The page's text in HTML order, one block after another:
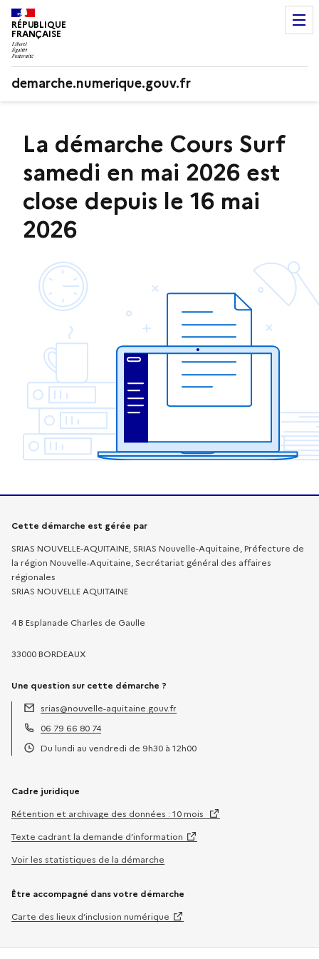
RÉPUBLIQUE
FRANÇAISE
demarche.numerique.gouv.fr
La démarche Cours Surf
samedi en mai 2026 est
close depuis le 16 mai
2026
Informations sur la démarche
Cette démarche est gérée par
SRIAS NOUVELLE-AQUITAINE, SRIAS Nouvelle-Aquitaine, Préfecture de
la région Nouvelle-Aquitaine, Secrétariat général des affaires
régionales
SRIAS NOUVELLE AQUITAINE
4 B Esplanade Charles de Gaulle
33000 BORDEAUX
Une question sur cette démarche ?
Adresse électronique :
srias@nouvelle-aquitaine.gouv.fr
Téléphone :
06 79 66 80 74
Du lundi au vendredi de 9h30 à 12h00
Cadre juridique
Rétention et archivage des données : 10 mois
Texte cadrant la demande d’information
Voir les statistiques de la démarche
Être accompagné dans votre démarche
Carte des lieux d’inclusion numérique